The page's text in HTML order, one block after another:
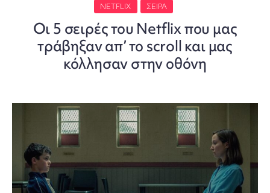
NETFLIX ΣΕΙΡΑ
Οι 5 σειρές του Netflix που μας
τράβηξαν απ’ το scroll και μας
κόλλησαν στην οθόνη